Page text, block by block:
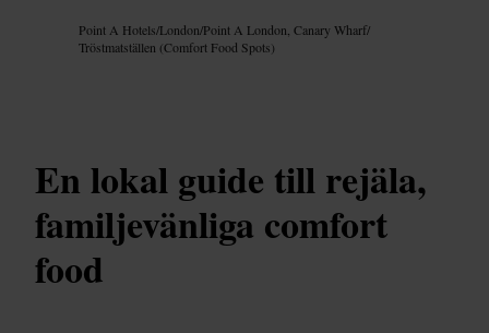
Point A Hotels/London/Point A London, Canary Wharf/
Tröstmatställen (Comfort Food Spots)
En lokal guide till rejäla,
familjevänliga comfort
food